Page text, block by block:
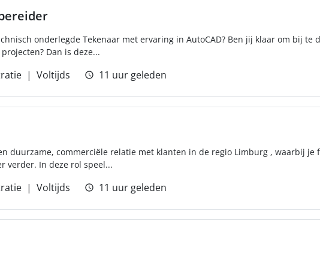
onderlegde Tekenaar met ervaring in AutoCAD? Ben jij klaar om bij te
Dan is deze...
Voltijds 11 uur geleden
duurzame, commerciële relatie met klanten in de regio Limburg , waarbij je
verder. In deze rol speel...
Voltijds 11 uur geleden